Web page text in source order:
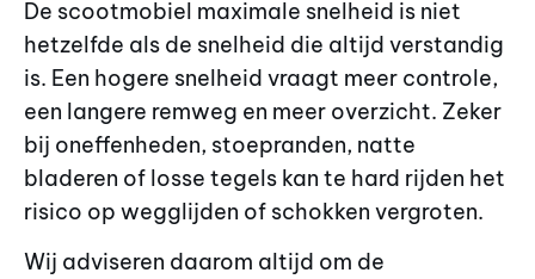
De scootmobiel maximale snelheid is niet
hetzelfde als de snelheid die altijd verstandig
is. Een hogere snelheid vraagt meer controle,
een langere remweg en meer overzicht. Zeker
bij oneffenheden, stoepranden, natte
bladeren of losse tegels kan te hard rijden het
risico op wegglijden of schokken vergroten.
Wij adviseren daarom altijd om de